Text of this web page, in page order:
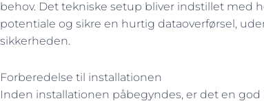
behov. Det tekniske setup bliver indstillet med
potentiale og sikre en hurtig dataoverførsel,
sikkerheden.
Forberedelse til installationen
Inden installationen påbegyndes, er det en